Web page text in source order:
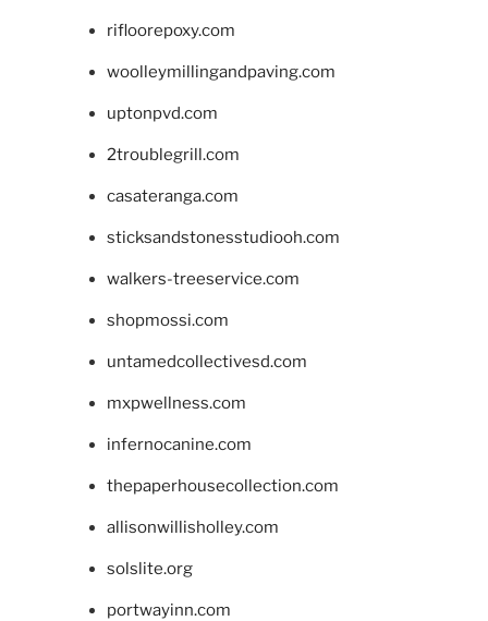
rifloorepoxy.com
woolleymillingandpaving.com
uptonpvd.com
2troublegrill.com
casateranga.com
sticksandstonesstudiooh.com
walkers-treeservice.com
shopmossi.com
untamedcollectivesd.com
mxpwellness.com
infernocanine.com
thepaperhousecollection.com
allisonwillisholley.com
solslite.org
portwayinn.com